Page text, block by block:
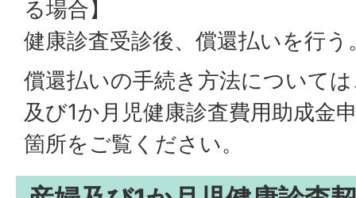
る場合】
健康診査受診後、償還払いを行う
償還払いの手続き方法について
及び1か月児健康診査費用助成金
箇所をご覧ください。